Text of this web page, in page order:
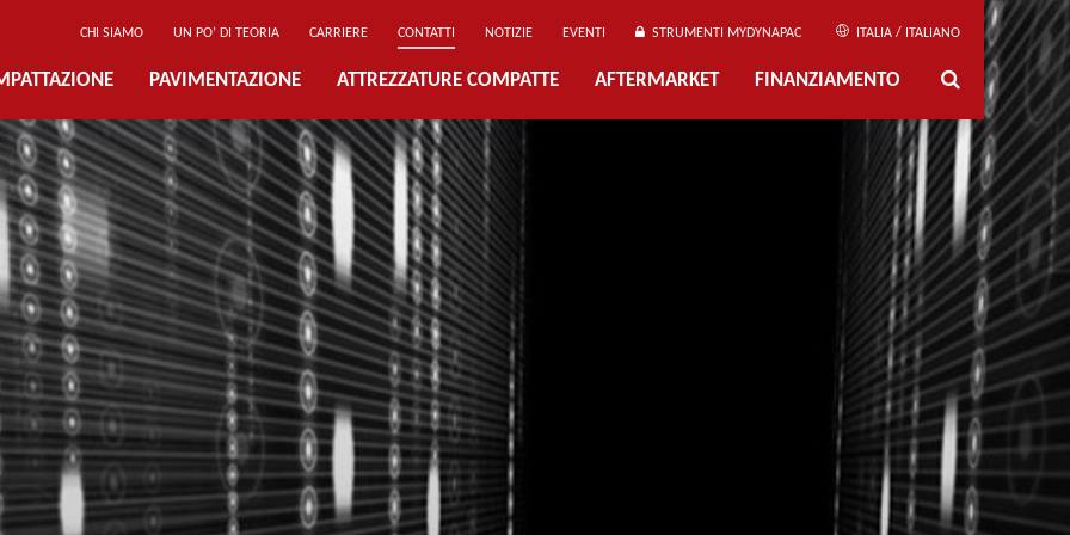
CHI SIAMO UN PO’ DI TEORIA CARRIERE CONTATTI NOTIZIE EVENTI STRUMENTI MYDYNAPAC ITALIA / ITALIANO
PAVIMENTAZIONE ATTREZZATURE COMPATTE AFTERMARKET FINANZIAMENTO